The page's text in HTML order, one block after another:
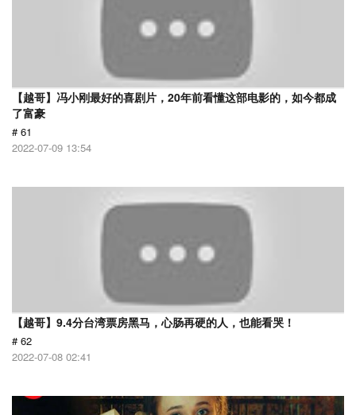
【越哥】冯小刚最好的喜剧片，20年前看懂这部电影的，如今都成
了富豪
# 61
2022-07-09 13:54
【越哥】9.4分台湾票房黑马，心肠再硬的人，也能看哭！
# 62
2022-07-08 02:41